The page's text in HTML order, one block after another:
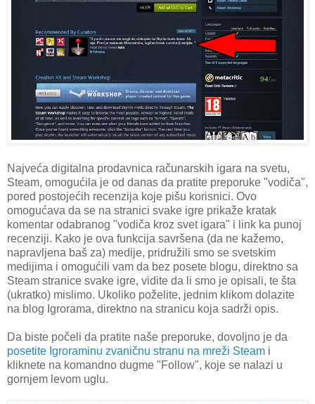
Najveća digitalna prodavnica računarskih igara na svetu,
Steam, omogućila je od danas da pratite preporuke "vodiča",
pored postojećih recenzija koje pišu korisnici. Ovo
omogućava da se na stranici svake igre prikaže kratak
komentar odabranog "vodiča kroz svet igara" i link ka punoj
recenziji. Kako je ova funkcija savršena (da ne kažemo,
napravljena baš za) medije, pridružili smo se svetskim
medijima i omogućili vam da bez posete blogu, direktno sa
Steam stranice svake igre, vidite da li smo je opisali, te šta
(ukratko) mislimo. Ukoliko poželite, jednim klikom dolazite
na blog Igrorama, direktno na stranicu koja sadrži opis.
Da biste počeli da pratite naše preporuke, dovoljno je da
posetite Igroraminu zvaničnu stranu na mreži Steam i
kliknete na komandno dugme "Follow", koje se nalazi u
gornjem levom uglu.